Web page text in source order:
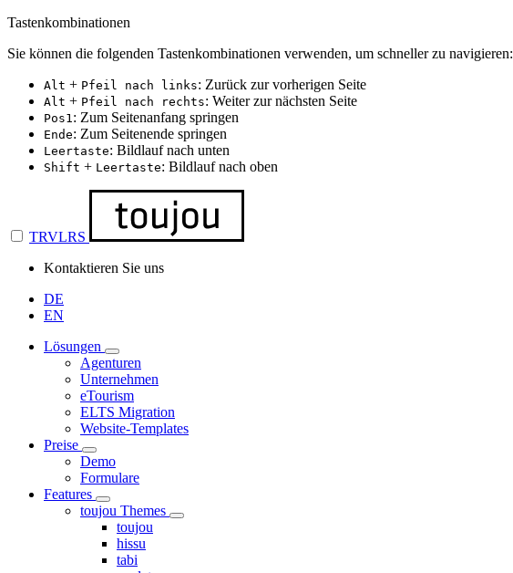
Tastenkombinationen
Sie können die folgenden Tastenkombinationen verwenden, um schneller zu navigieren:
Alt + Pfeil nach links: Zurück zur vorherigen Seite
Alt + Pfeil nach rechts: Weiter zur nächsten Seite
Pos1: Zum Seitenanfang springen
Ende: Zum Seitenende springen
Leertaste: Bildlauf nach unten
Shift + Leertaste: Bildlauf nach oben
TRVLRS
Kontaktieren Sie uns
DE
EN
Lösungen
Agenturen
Unternehmen
eTourism
ELTS Migration
Website-Templates
Preise
Demo
Formulare
Features
toujou Themes
toujou
hissu
tabi